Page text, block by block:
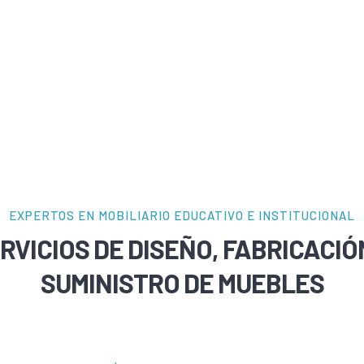
EXPERTOS EN MOBILIARIO EDUCATIVO E INSTITUCIONAL
DE DISEÑO,
SUMINISTRO DE MUEBLES